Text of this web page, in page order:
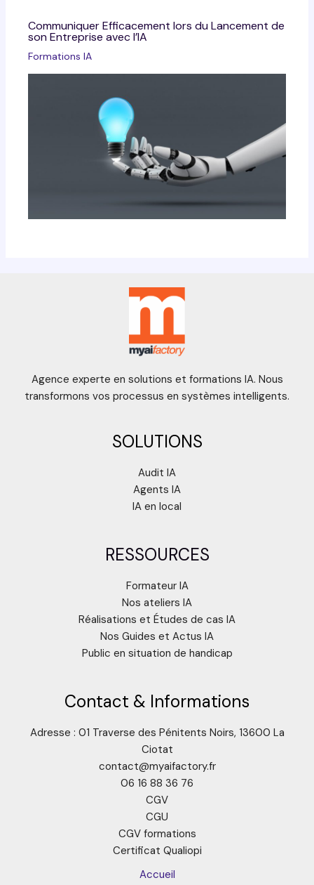
Communiquer Efficacement lors du Lancement de
son Entreprise avec l’IA
Formations IA
Agence experte en solutions et formations IA. Nous
transformons vos processus en systèmes intelligents.
SOLUTIONS
Audit IA
Agents IA
IA en local
RESSOURCES
Formateur IA
Nos ateliers IA
Réalisations et Études de cas IA
Nos Guides et Actus IA
Public en situation de handicap
Contact & Informations
Adresse : 01 Traverse des Pénitents Noirs, 13600 La
Ciotat
contact@myaifactory.fr
06 16 88 36 76
CGV
CGU
CGV formations
Certificat Qualiopi
Accueil